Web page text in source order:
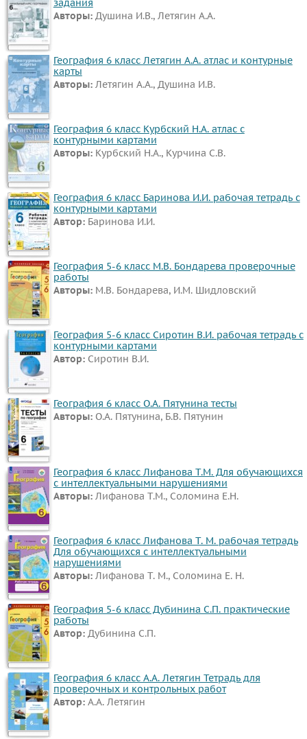
задания
Авторы: Душина И.В., Летягин А.А.
География 6 класс Летягин А.А. атлас и контурные
карты
Авторы: Летягин А.А., Душина И.В.
География 6 класс Курбский Н.А. атлас с
контурными картами
Авторы: Курбский Н.А., Курчина С.В.
География 6 класс Баринова И.И. рабочая тетрадь с
контурными картами
Автор: Баринова И.И.
География 5-6 класс М.В. Бондарева проверочные
работы
Авторы: М.В. Бондарева, И.М. Шидловский
География 5-6 класс Сиротин В.И. рабочая тетрадь с
контурными картами
Автор: Сиротин В.И.
География 6 класс О.А. Пятунина тесты
Авторы: О.А. Пятунина, Б.В. Пятунин
География 6 класс Лифанова Т.М. Для обучающихся
с интеллектуальными нарушениями
Авторы: Лифанова Т.М., Соломина Е.Н.
География 6 класс Лифанова Т. М. рабочая тетрадь
Для обучающихся с интеллектуальными
нарушениями
Авторы: Лифанова Т. М., Соломина Е. Н.
География 5-6 класс Дубинина С.П. практические
работы
Автор: Дубинина С.П.
География 6 класс А.А. Летягин Тетрадь для
проверочных и контрольных работ
Автор: А.А. Летягин